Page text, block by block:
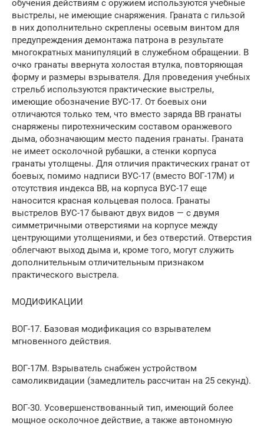
обучения действиям с оружием используются учебные
выстрелы, не имеющие снаряжения. Граната с гильзой
в них дополнительно скреплены осевым винтом для
предупреждения демонтажа патрона в результате
многократных манипуляций в служебном обращении. В
очко гранаты ввернута холостая втулка, повторяющая
форму и размеры взрывателя. Для проведения учебных
стрельб используются практические выстрелы,
имеющие обозначение ВУС-17. От боевых они
отличаются только тем, что вместо заряда ВВ гранаты
снаряжены пиротехническим составом оранжевого
дыма, обозначающим место падения гранаты. Граната
не имеет осколочной рубашки, а стенки корпуса
гранаты утолщены. Для отличия практических гранат от
боевых, помимо надписи ВУС-17 (вместо ВОГ-17М) и
отсутствия индекса ВВ, на корпуса ВУС-17 еще
наносится красная кольцевая полоса. Гранаты
выстрелов ВУС-17 бывают двух видов — с двумя
симметричными отверстиями на корпусе между
центрующими утолщениями, и без отверстий. Отверстия
облегчают выход дыма и, кроме того, могут служить
дополнительным отличительным признаком
практического выстрела.
МОДИФИКАЦИИ
ВОГ-17. Базовая модификация со взрывателем
мгновенного действия.
ВОГ-17М. Взрыватель снабжен устройством
самоликвидации (замедлитель рассчитан на 25 секунд).
ВОГ-30. Усовершенствованный тип, имеющий более
мощное осколочное действие, а также автономную